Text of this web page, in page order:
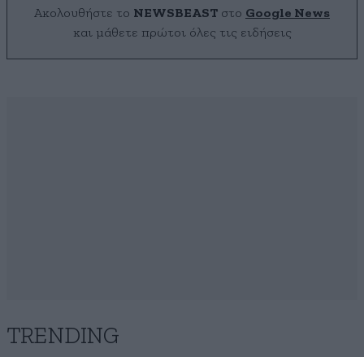
Ακολουθήστε το NEWSBEAST στο Google News
και μάθετε πρώτοι όλες τις ειδήσεις
TRENDING